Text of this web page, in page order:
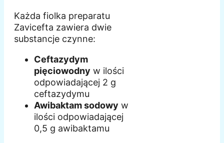
Każda fiolka preparatu
Zavicefta zawiera dwie
substancje czynne:
Ceftazydym
pięciowodny w ilości
odpowiadającej 2 g
ceftazydymu
Awibaktam sodowy w
ilości odpowiadającej
0,5 g awibaktamu